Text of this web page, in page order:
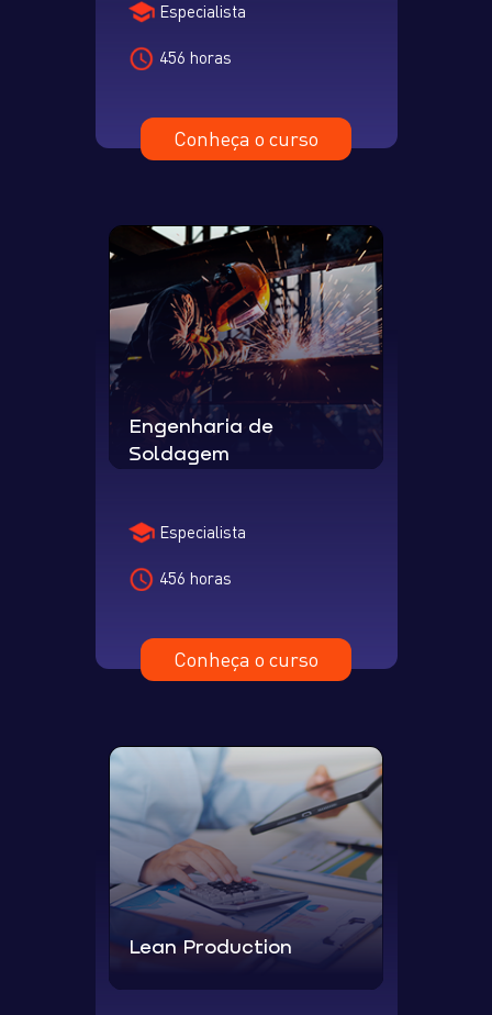
Especialista
456 horas
Conheça o curso
Engenharia de
Soldagem
Especialista
456 horas
Conheça o curso
Lean Production